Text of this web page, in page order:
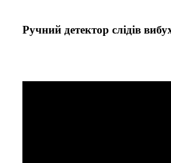
Ручний детектор слідів